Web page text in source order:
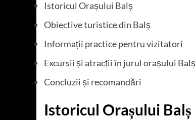
Istoricul Orașului Balș
Obiective turistice din Balș
Informații practice pentru vizitatori
Excursii și atracții în jurul orașului Balș
Concluzii și recomandări
Istoricul Orașului Balș